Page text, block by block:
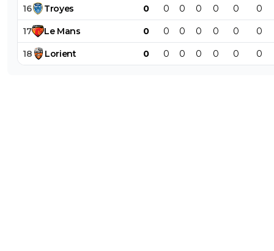
16 Troyes 0 0 0 0 0 0 0
17 Le Mans 0 0 0 0 0 0 0
18 Lorient 0 0 0 0 0 0 0